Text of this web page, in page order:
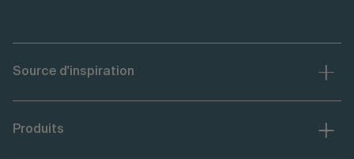
Source d'inspiration
Produits